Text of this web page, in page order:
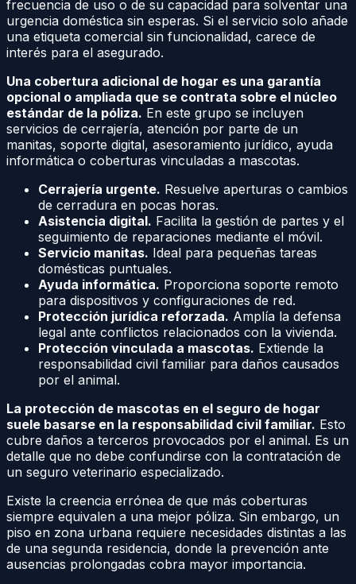
frecuencia de uso o de su capacidad para solventar una
urgencia doméstica sin esperas. Si el servicio solo añade
una etiqueta comercial sin funcionalidad, carece de
interés para el asegurado.
Una cobertura adicional de hogar es una garantía
opcional o ampliada que se contrata sobre el núcleo
estándar de la póliza. En este grupo se incluyen
servicios de cerrajería, atención por parte de un
manitas, soporte digital, asesoramiento jurídico, ayuda
informática o coberturas vinculadas a mascotas.
Cerrajería urgente. Resuelve aperturas o cambios
de cerradura en pocas horas.
Asistencia digital. Facilita la gestión de partes y el
seguimiento de reparaciones mediante el móvil.
Servicio manitas. Ideal para pequeñas tareas
domésticas puntuales.
Ayuda informática. Proporciona soporte remoto
para dispositivos y configuraciones de red.
Protección jurídica reforzada. Amplía la defensa
legal ante conflictos relacionados con la vivienda.
Protección vinculada a mascotas. Extiende la
responsabilidad civil familiar para daños causados
por el animal.
La protección de mascotas en el seguro de hogar
suele basarse en la responsabilidad civil familiar. Esto
cubre daños a terceros provocados por el animal. Es un
detalle que no debe confundirse con la contratación de
un seguro veterinario especializado.
Existe la creencia errónea de que más coberturas
siempre equivalen a una mejor póliza. Sin embargo, un
piso en zona urbana requiere necesidades distintas a las
de una segunda residencia, donde la prevención ante
ausencias prolongadas cobra mayor importancia.